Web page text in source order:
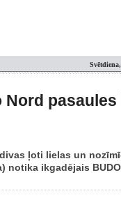
ļoti lielas un
notika ikgadējais